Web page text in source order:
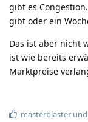
gibt es
gibt oder ein
Das ist aber nicht
ist wie bereits
Marktpreise
masterblaster und